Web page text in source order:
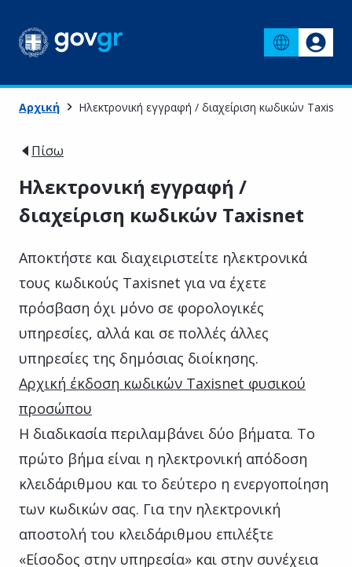
Αρχική Ηλεκτρονική εγγραφή / διαχείριση κωδικών Taxisnet
Πίσω
Ηλεκτρονική εγγραφή /
διαχείριση κωδικών Taxisnet
Αποκτήστε και διαχειριστείτε ηλεκτρονικά
τους κωδικούς Taxisnet για να έχετε
πρόσβαση όχι μόνο σε φορολογικές
υπηρεσίες, αλλά και σε πολλές άλλες
υπηρεσίες της δημόσιας διοίκησης.
Αρχική έκδοση κωδικών Taxisnet φυσικού
προσώπου
Η διαδικασία περιλαμβάνει δύο βήματα. Το
πρώτο βήμα είναι η ηλεκτρονική απόδοση
κλειδάριθμου και το δεύτερο η ενεργοποίηση
των κωδικών σας. Για την ηλεκτρονική
αποστολή του κλειδάριθμου επιλέξτε
«Είσοδος στην υπηρεσία» και στην συνέχεια